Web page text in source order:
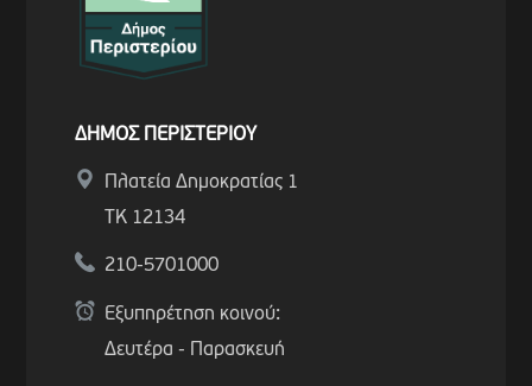
ΔΗΜΟΣ ΠΕΡΙΣΤΕΡΙΟΥ
Πλατεία Δημοκρατίας 1
ΤΚ 12134
210-5701000
Εξυπηρέτηση κοινού:
Δευτέρα - Παρασκευή